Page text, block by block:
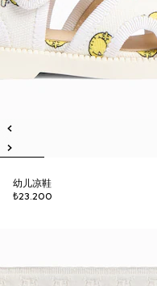
幼儿凉鞋
₺23.200